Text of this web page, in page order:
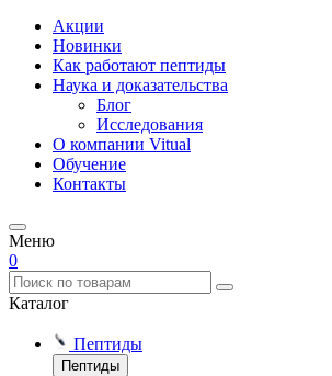
Акции
Новинки
Как работают пептиды
Наука и доказательства
Блог
Исследования
О компании Vitual
Обучение
Контакты
Меню
0
Каталог
Пептиды
Пептиды